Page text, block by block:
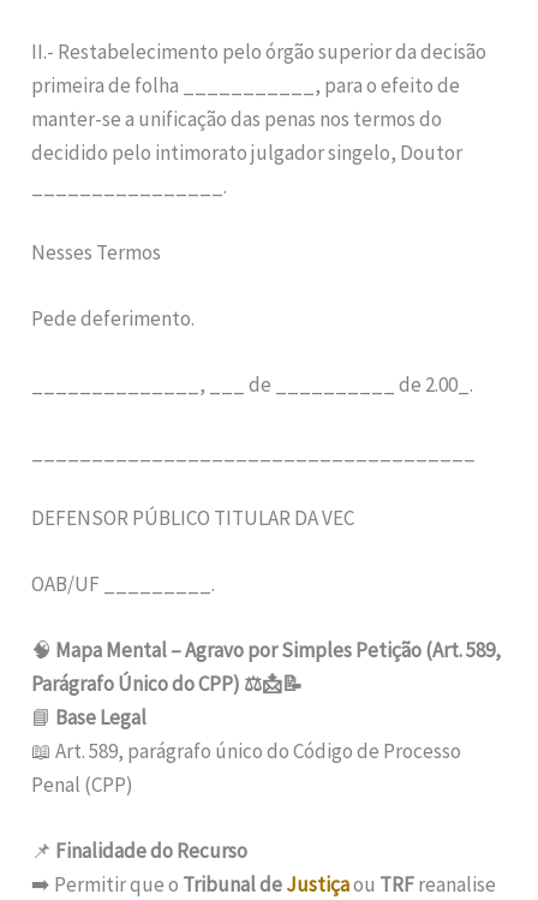
II.- Restabelecimento pelo órgão superior da decisão
primeira de folha ___________, para o efeito de
manter-se a unificação das penas nos termos do
decidido pelo intimorato julgador singelo, Doutor
________________.
Nesses Termos
Pede deferimento.
______________, ___ de __________ de 2.00_.
DEFENSOR PÚBLICO TITULAR DA VEC
OAB/UF _________.
🧠 Mapa Mental – Agravo por Simples Petição (Art. 589,
Parágrafo Único do CPP) ⚖️📩📝
📘 Base Legal
📖 Art. 589, parágrafo único do Código de Processo
Penal (CPP)
📌 Finalidade do Recurso
➡️ Permitir que o Tribunal deJustiçaou TRFreanalise